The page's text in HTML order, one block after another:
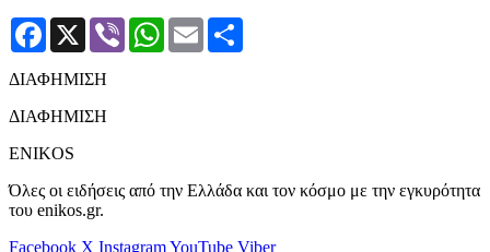
Facebook
X Viber WhatsApp
Email
ΔΙΑΦΗΜΙΣΗ
ΔΙΑΦΗΜΙΣΗ
ENIKOS
Όλες οι ειδήσεις από την Ελλάδα και τον κόσμο με την εγκυρότητα
του enikos.gr.
Facebook X InstagramYouTube Viber